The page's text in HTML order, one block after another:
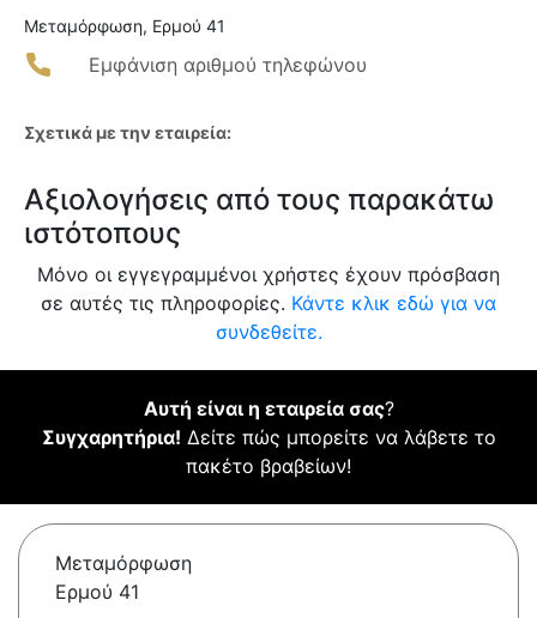
Μεταμόρφωση, Ερμού 41
Εμφάνιση αριθμού τηλεφώνου
Σχετικά με την εταιρεία:
Αξιολογήσεις από τους παρακάτω
ιστότοπους
Μόνο οι εγγεγραμμένοι χρήστες έχουν πρόσβαση
σε αυτές τις πληροφορίες. Κάντε κλικ εδώ για να
συνδεθείτε.
Αυτή είναι η εταιρεία σας?
Συγχαρητήρια! Δείτε πώς μπορείτε να λάβετε το
πακέτο βραβείων!
Μεταμόρφωση
Ερμού 41